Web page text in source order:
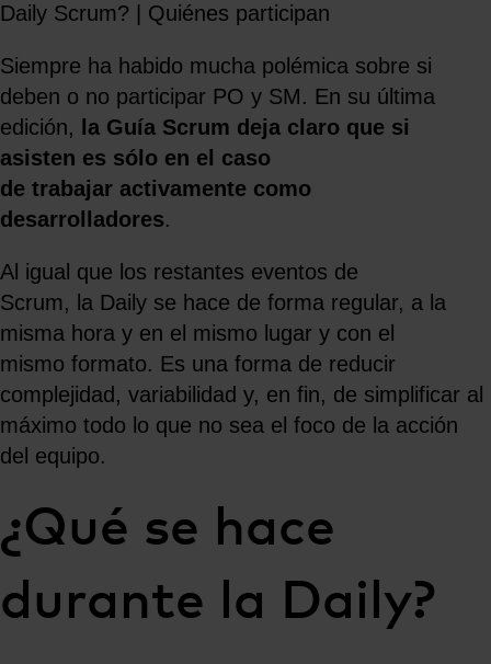
Daily Scrum? | Quiénes participan
Siempre ha habido mucha polémica sobre si
deben o no participar PO y SM. En su última
edición, la Guía Scrum deja claro que si
asisten es sólo en el caso
de trabajar activamente como
desarrolladores.
Al igual que los restantes eventos de
Scrum, la Daily se hace de forma regular, a la
misma hora y en el mismo lugar y con el
mismo formato. Es una forma de reducir
complejidad, variabilidad y, en fin, de simplificar al
máximo todo lo que no sea el foco de la acción
del equipo.
¿Qué se hace
durante la Daily?